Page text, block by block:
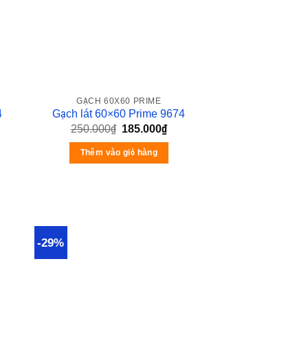
GẠCH 60X60 PRIME
Gạch lát 60×60 Prime 9674
250.000₫ 185.000₫
Thêm vào giỏ hàng
-29%